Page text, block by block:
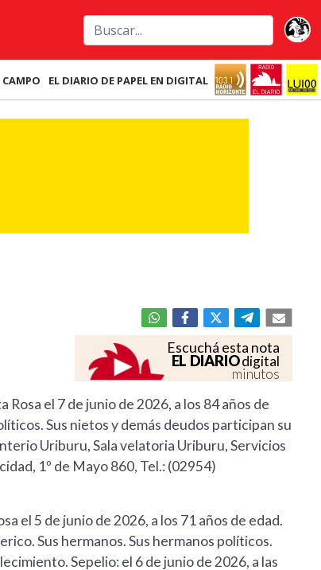
CAMPO EL DIARIO DE PAPEL EN DIGITAL
Escuchá esta nota
EL DIARIOdigital
minutos
Rosa el 7 de junio de 2026, a los 84 años de
Sus nietos y demás deudos participan su
Uriburu, Sala velatoria Uriburu, Servicios
1º de Mayo 860, Tel.: (02954)
el 5 de junio de 2026, a los 71 años de edad.
Sus hermanos. Sus hermanos políticos.
Sepelio: el 6 de junio de 2026, a las